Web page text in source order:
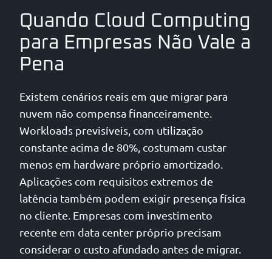
Quando Cloud Computing
para Empresas Não Vale a
Pena
Existem cenários reais em que migrar para
nuvem não compensa financeiramente.
Workloads previsíveis, com utilização
constante acima de 80%, costumam custar
menos em hardware próprio amortizado.
Aplicações com requisitos extremos de
latência também podem exigir presença física
no cliente. Empresas com investimento
recente em data center próprio precisam
considerar o custo afundado antes de migrar.